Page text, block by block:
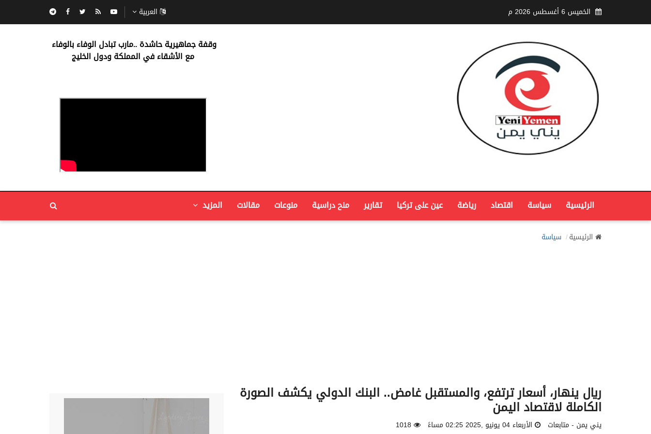
الخميس 6 أغسطس 2026 م العربية
‏وقفة جماهيرية حاشدة ..مارب ‏تبادل الوفاء بالوفاء ‏
مع الأشقاء في المملكة ودول الخليج
الرئيسية سياسة اقتصاد رياضة عين على تركيا تقارير منح دراسية منوعات مقالات المزيد
الرئيسية سياسة
ريال ينهار، أسعار ترتفع، والمستقبل غامض.. البنك الدولي يكشف الصورة
الكاملة لاقتصاد اليمن
يني يمن - متابعات الأربعاء 04 يونيو ,2025 02:25 مساءً 1018